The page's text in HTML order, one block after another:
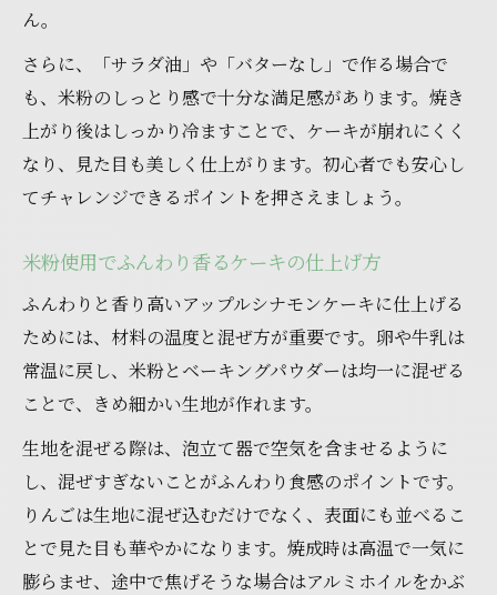
ん。
さらに、「サラダ油」や「バターなし」で作る場合で
も、米粉のしっとり感で十分な満足感があります。焼き
上がり後はしっかり冷ますことで、ケーキが崩れにくく
なり、見た目も美しく仕上がります。初心者でも安心し
てチャレンジできるポイントを押さえましょう。
米粉使用でふんわり香るケーキの仕上げ方
ふんわりと香り高いアップルシナモンケーキに仕上げる
ためには、材料の温度と混ぜ方が重要です。卵や牛乳は
常温に戻し、米粉とベーキングパウダーは均一に混ぜる
ことで、きめ細かい生地が作れます。
生地を混ぜる際は、泡立て器で空気を含ませるように
し、混ぜすぎないことがふんわり食感のポイントです。
りんごは生地に混ぜ込むだけでなく、表面にも並べるこ
とで見た目も華やかになります。焼成時は高温で一気に
膨らませ、途中で焦げそうな場合はアルミホイルをかぶ